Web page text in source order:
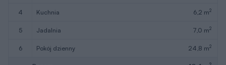
4 kuchnia 6,2 m2
5 jadalnia 7,0 m2
6 pokój dzienny 24,8 m2